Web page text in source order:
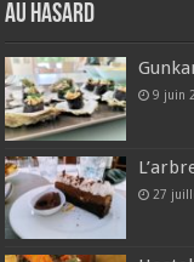
Au hasard
9 juin
27